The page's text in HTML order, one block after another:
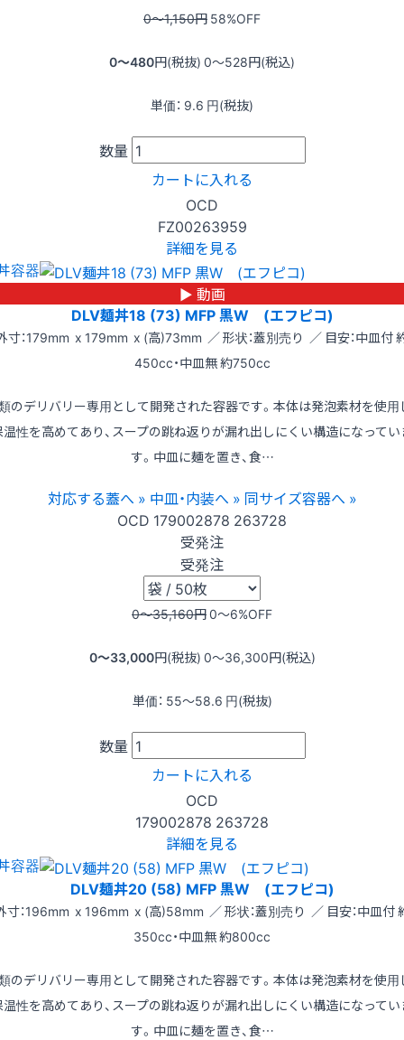
0〜1,150円 58%OFF
0〜480円(税抜) 0〜528円(税込)
単価： 9.6 円(税抜)
数量
カートに入れる
OCD
FZ00263959
詳細を見る
容器
▶ 動画
DLV麺丼18 (73) MFP 黒W (エフピコ)
寸：179mm x 179mm x (高)73mm ／ 形状：蓋別売り ／ 目安：中皿付
450cc・中皿無 約750cc
のデリバリー専用として開発された容器です。本体は発泡素材を使用
温性を高めてあり、スープの跳ね返りが漏れ出しにくい構造になってい
す。中皿に麺を置き、食…
対応する蓋へ » 中皿・内装へ » 同サイズ容器へ »
OCD 179002878 263728
受発注
受発注
0〜35,160円0〜6%OFF
0〜33,000円(税抜) 0〜36,300円(税込)
単価： 55〜58.6 円(税抜)
数量
カートに入れる
OCD
179002878 263728
詳細を見る
容器
DLV麺丼20 (58) MFP 黒W (エフピコ)
寸：196mm x 196mm x (高)58mm ／ 形状：蓋別売り ／ 目安：中皿付
350cc・中皿無 約800cc
のデリバリー専用として開発された容器です。本体は発泡素材を使用
温性を高めてあり、スープの跳ね返りが漏れ出しにくい構造になってい
す。中皿に麺を置き、食…